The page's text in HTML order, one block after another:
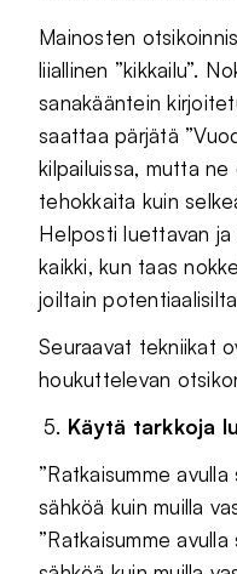
Mainosten
liiallinen ”kikkailu”.
sanakääntein
saattaa pärjätä
kilpailuissa, mutta
tehokkaita kuin
Helposti luettavan ja
kaikki, kun taas
joiltain
Seuraavat tekniikat
houkuttelevan
Käytä tarkkoja
”Ratkaisumme
sähköä kuin muilla
”Ratkaisumme